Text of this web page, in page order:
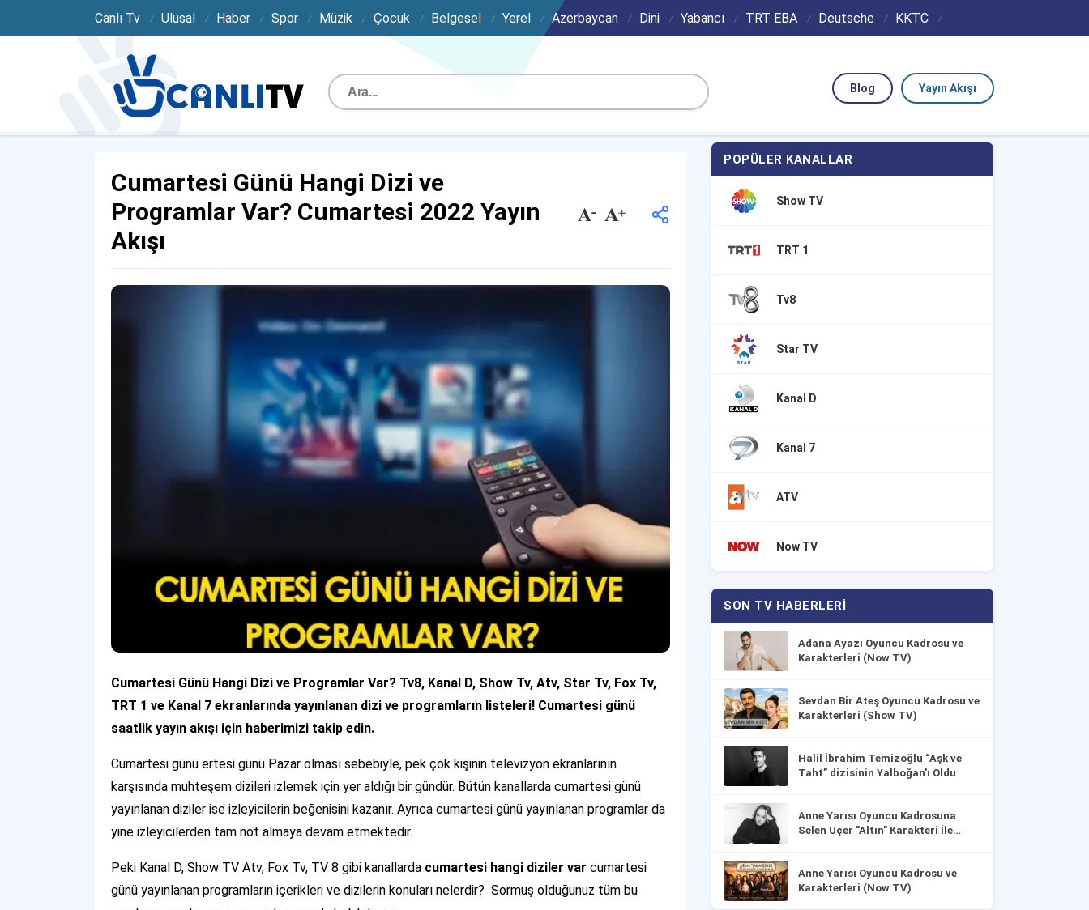
Canlı Tv Ulusal Haber Spor Müzik Çocuk Belgesel Yerel Azerbaycan Dini Yabancı TRT EBA Deutsche KKTC
Yayın Akışı
Blog
Cumartesi Günü Hangi Dizi ve
Programlar Var? Cumartesi 2022 Yayın
Akışı
Cumartesi Günü Hangi Dizi ve Programlar Var? Tv8, Kanal D, Show Tv, Atv, Star Tv, Fox Tv,
TRT 1 ve Kanal 7 ekranlarında yayınlanan dizi ve programların listeleri! Cumartesi günü
saatlik yayın akışı için haberimizi takip edin.
Cumartesi günü ertesi günü Pazar olması sebebiyle, pek çok kişinin televizyon ekranlarının
karşısında muhteşem dizileri izlemek için yer aldığı bir gündür. Bütün kanallarda cumartesi günü
yayınlanan diziler ise izleyicilerin beğenisini kazanır. Ayrıca cumartesi günü yayınlanan programlar da
yine izleyicilerden tam not almaya devam etmektedir.
Peki Kanal D, Show TV Atv, Fox Tv, TV 8 gibi kanallarda cumartesi hangi diziler var cumartesi
günü yayınlanan programların içerikleri ve dizilerin konuları nelerdir? Sormuş olduğunuz tüm bu
POPÜLER KANALLAR
Show TV
TRT 1
Tv8
Star TV
Kanal D
Kanal 7
ATV
Now TV
SON TV HABERLERI
Adana Ayazı Oyuncu Kadrosu ve
Karakterleri (Now TV)
Sevdan Bir Ateş Oyuncu Kadrosu ve
Karakterleri (Show TV)
Halil İbrahim Temizoğlu “Aşk ve
Taht” dizisinin Yalboğan'ı Oldu
Anne Yarısı Oyuncu Kadrosuna
Selen Uçer "Altın" Karakteri İle
Anne Yarısı Oyuncu Kadrosu ve
Karakterleri (Now TV)